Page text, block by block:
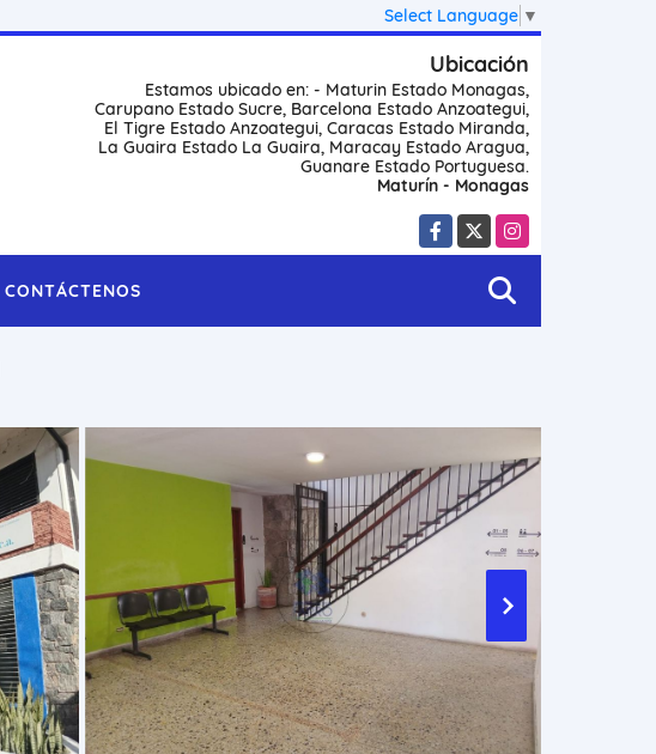
Select Language ▼
Ubicación
Estamos ubicado en: - Maturin Estado Monagas,
Carupano Estado Sucre, Barcelona Estado Anzoategui,
El Tigre Estado Anzoategui, Caracas Estado Miranda,
La Guaira Estado La Guaira, Maracay Estado Aragua,
Guanare Estado Portuguesa.
Maturín - Monagas
Facebook
X Instagram
CONTÁCTENOS